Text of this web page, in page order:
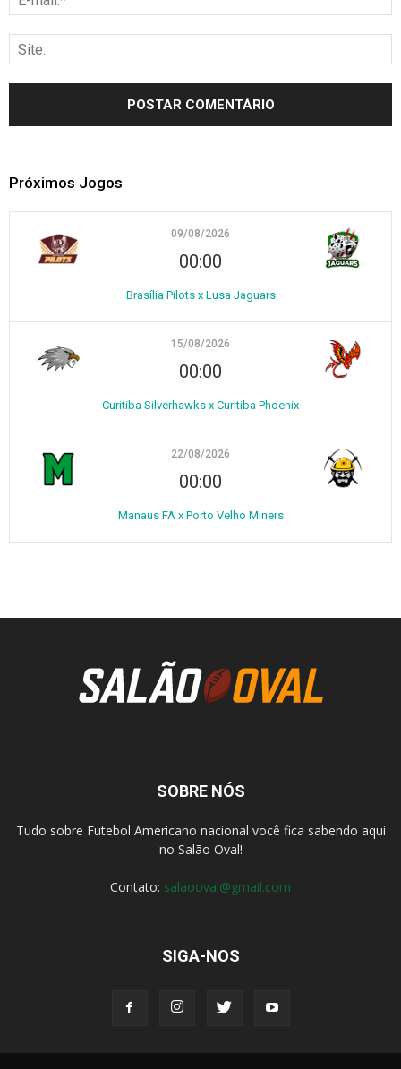
Próximos Jogos
09/08/2026
00:00
Brasília Pilots x Lusa Jaguars
15/08/2026
00:00
Curitiba Silverhawks x Curitiba Phoenix
22/08/2026
00:00
Manaus FA x Porto Velho Miners
SOBRE NÓS
Tudo sobre Futebol Americano nacional você fica sabendo aqui
no Salão Oval!
Contato: salaooval@gmail.com
SIGA-NOS